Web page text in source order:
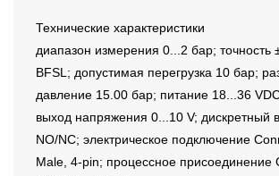
Технические характеристики
диапазон измерения 0...2 бар; точность
BFSL; допустимая перегрузка 10 бар;
давление 15.00 бар; питание 18...36
выход напряжения 0...10 V; дискретный
NO/NC; электрическое подключение
Male, 4-pin; процессное присоединение